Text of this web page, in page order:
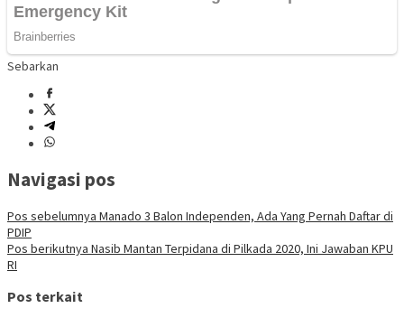
Sebarkan
Navigasi pos
Pos sebelumnya Manado 3 Balon Independen, Ada Yang Pernah Daftar di
PDIP
Pos berikutnya Nasib Mantan Terpidana di Pilkada 2020, Ini Jawaban KPU
RI
Pos terkait